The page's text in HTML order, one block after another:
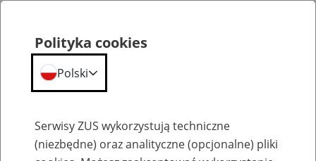
Polityka cookies
Polski
Serwisy ZUS wykorzystują techniczne
(niezbędne) oraz analityczne (opcjonalne) pliki